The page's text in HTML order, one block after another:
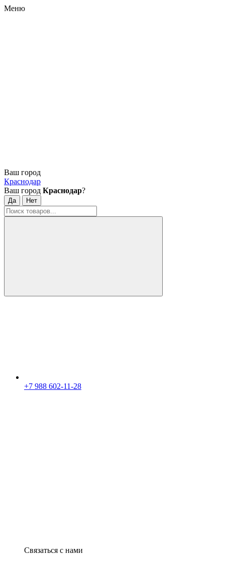
Меню
Ваш город
Краснодар
Ваш город Краснодар?
+7 988 602-11-28
Связаться с нами